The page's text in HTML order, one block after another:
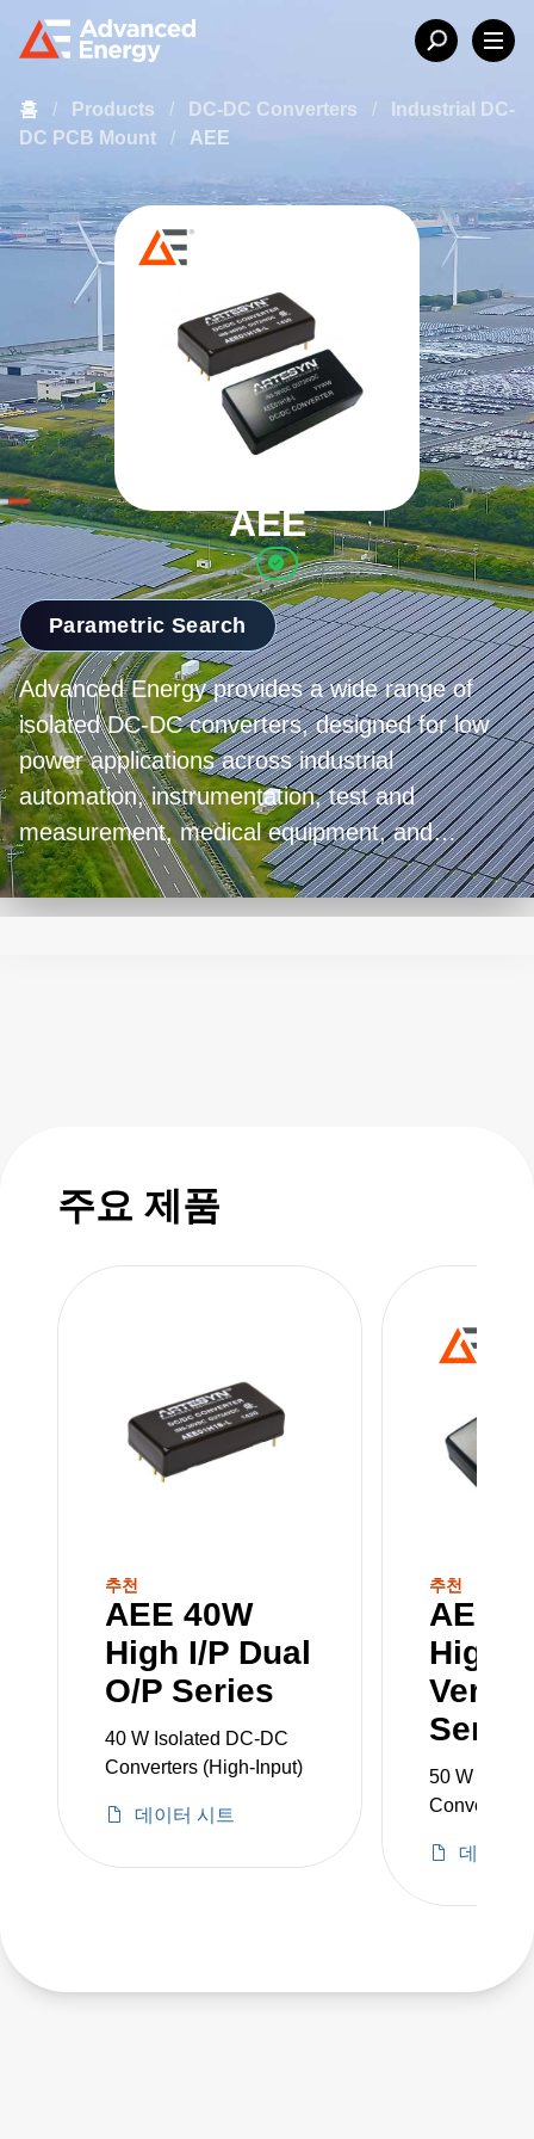
홈 / Products / DC-DC Converters /
Industrial DC-
DC PCB Mount
/ AEE
AEE
Parametric Search
Advanced Energy provides a wide range of
isolated DC-DC converters, designed for low
power applications across industrial
automation, instrumentation, test and
measurement, medical equipment, and
telecommunications. Our products, offering
nominal inputs of 12 V, 24 V, or 48 V in single
equipped for the most demanding and rugged
applications.
주요 제품
추천
AEE 40W
High I/P Dual
O/P Series
40 W Isolated DC-DC
Converters (High-Input)
데이터 시트
추천
AEE
High
Series
50 W
Converters
데이터